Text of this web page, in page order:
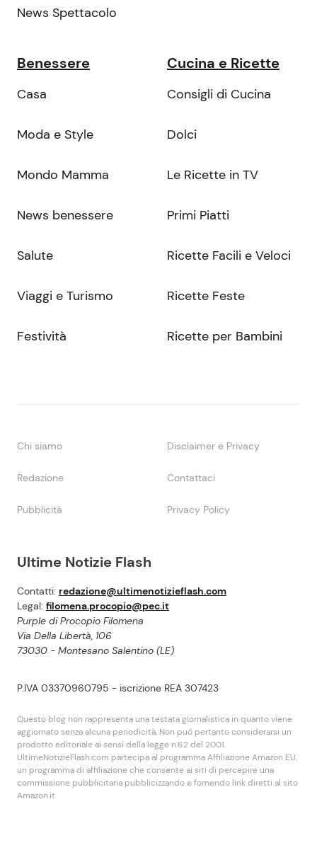
Ultime Notizie Flash
Contatti: redazione@ultimenotizieflash.com
Legal: filomena.procopio@pec.it
Purple di Procopio Filomena
Via Della Libertà, 106
73030 - Montesano Salentino (LE)
P.IVA 03370960795 - iscrizione REA 307423
Questo blog non rappresenta una testata giornalistica in quanto viene
aggiornato senza alcuna periodicità. Non puó pertanto considerarsi un
prodotto editoriale ai sensi della legge n.62 del 2001.
UltimeNotizieFlash.com partecipa al programma Affiliazione Amazon EU,
un programma di affiliazione che consente ai siti di percepire una
commissione pubblicitaria pubblicizzando e fornendo link diretti al sito
Amazon.it.
News Spettacolo
Benessere
Casa
Moda e Style
Mondo Mamma
News benessere
Salute
Viaggi e Turismo
Festività
Cucina e Ricette
Consigli di Cucina
Dolci
Le Ricette in TV
Primi Piatti
Ricette Facili e Veloci
Ricette Feste
Ricette per Bambini
Chi siamo Disclaimer e Privacy
Redazione Contattaci
Pubblicità Privacy Policy